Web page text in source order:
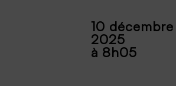
10 décembre
2025
à 8h05